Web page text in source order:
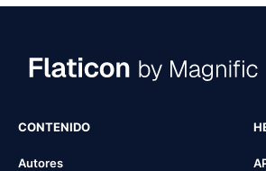
CONTENIDO
Autores